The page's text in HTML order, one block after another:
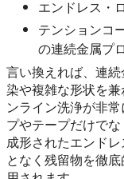
エンドレス・
テンションコ
の連続金属プ
言い換えれば、連
染や複雑な形状を
ンライン洗浄が非
プやテープだけでな
成形されたエンド
となく残留物を徹